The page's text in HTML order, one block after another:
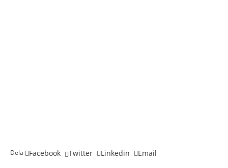
Dela Facebook Twitter Linkedin Email